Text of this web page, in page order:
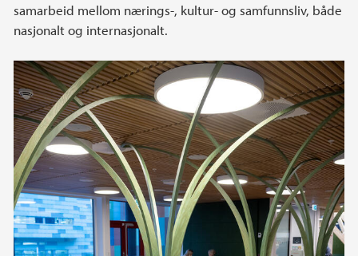
samarbeid mellom nærings-, kultur- og samfunnsliv, både
nasjonalt og internasjonalt.